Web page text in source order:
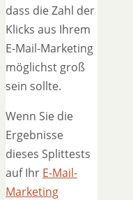
dass die Zahl der
Klicks aus Ihrem
E-Mail-Marketing
möglichst groß
sein sollte.
Wenn Sie die
Ergebnisse
dieses Splittests
auf Ihr E-Mail-
Marketing